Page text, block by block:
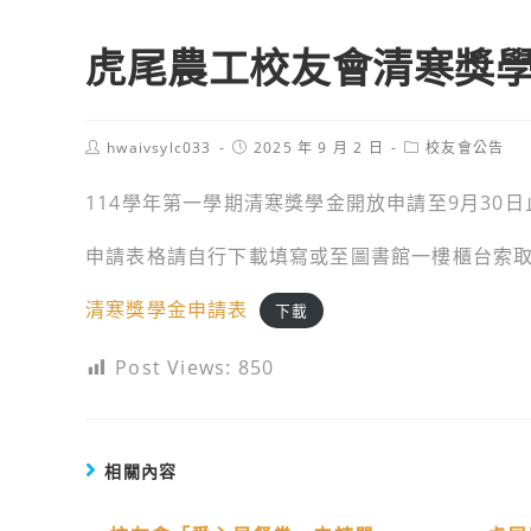
虎尾農工校友會清寒獎
Posthwaivsylc033
Post2025 年 9 月 2 日
Post校友會公告
114學年第一學期清寒獎學金開放申請至9月30日
申請表格請自行下載填寫或至圖書館一樓櫃台索取
清寒獎學金申請表 下載
Post Views: 850
相關內容